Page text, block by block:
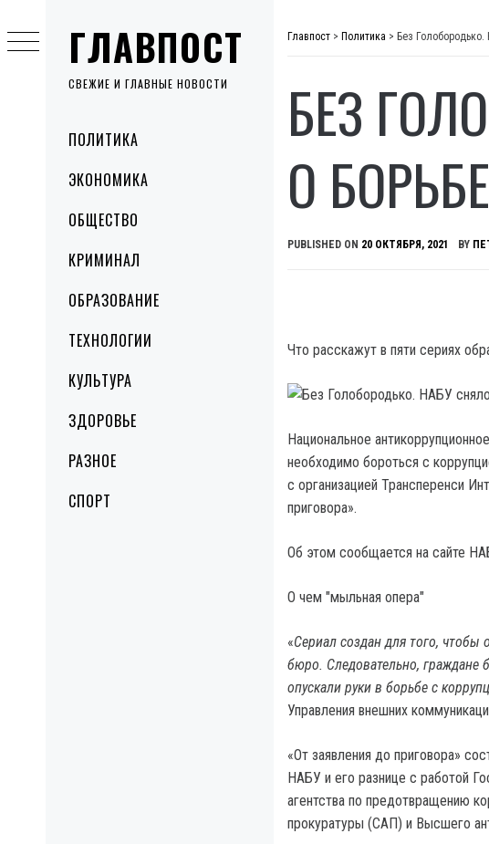
ГЛАВПОСТ
СВЕЖИЕ И ГЛАВНЫЕ НОВОСТИ
MenuПОЛИТИКА
ЭКОНОМИКА
ОБЩЕСТВО
КРИМИНАЛ
ОБРАЗОВАНИЕ
ТЕХНОЛОГИИ
КУЛЬТУРА
ЗДОРОВЬЕ
РАЗНОЕ
СПОРТ
to
content
Главпост > Политика > Без
БЕЗ
О
PUBLISHED ON 20 ОКТЯБРЯ, 2021 BY
Что расскажут в пяти сериях
Национальное
необходимо бороться с
с организацией Трансперенси
приговора».
Об этом сообщается на сайте
О чем "мыльная опера"
«Сериал создан для того, чтобы
бюро. Следовательно, граждане
опускали руки в борьбе с
Управления внешних
«От заявления до приговора»
НАБУ и его разнице с работой
агентства по предотвращению
прокуратуры (САП) и Высшего